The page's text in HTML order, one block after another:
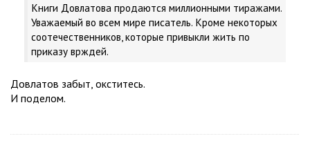
Книги Довлатова продаются миллионными тиражами.
Уважаемый во всем мире писатель. Кроме некоторых
соотечественников, которые привыкли жить по
приказу врждей.
Довлатов забыт, окститесь.
И поделом.